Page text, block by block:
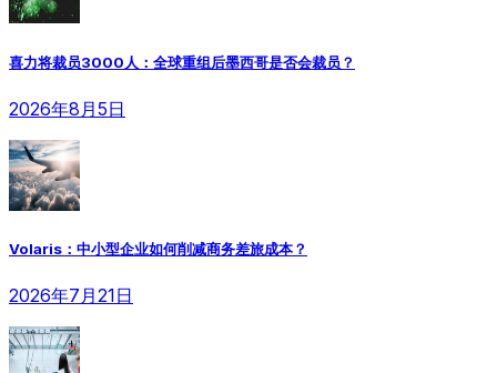
喜力将裁员3000人：全球重组后墨西哥是否会裁员？
2026年8月5日
Volaris：中小型企业如何削减商务差旅成本？
2026年7月21日